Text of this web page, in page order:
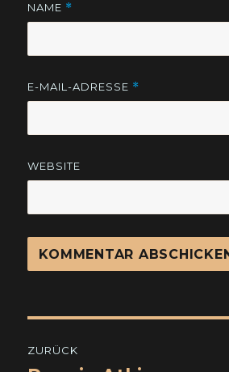
NAME *
E-MAIL-ADRESSE *
WEBSITE
ZURÜCK